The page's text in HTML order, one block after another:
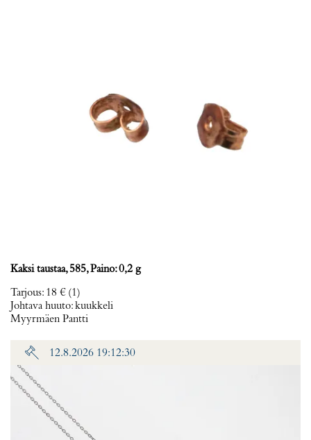
Kaksi taustaa, 585, Paino: 0,2 g
Tarjous: 18 € (1)
Johtava huuto:kuukkeli
Myyrmäen Pantti
12.8.2026 19:12:30